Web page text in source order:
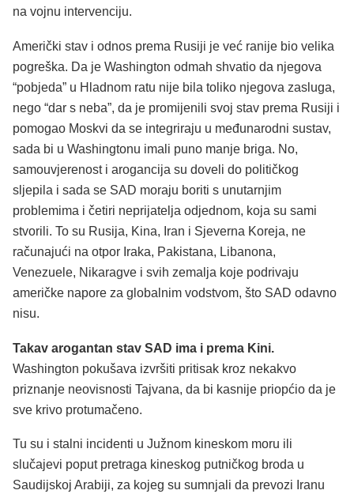
na vojnu intervenciju.
Američki stav i odnos prema Rusiji je već ranije bio velika
pogreška. Da je Washington odmah shvatio da njegova
“pobjeda” u Hladnom ratu nije bila toliko njegova zasluga,
nego “dar s neba”, da je promijenili svoj stav prema Rusiji i
pomogao Moskvi da se integriraju u međunarodni sustav,
sada bi u Washingtonu imali puno manje briga. No,
samouvjerenost i arogancija su doveli do političkog
sljepila i sada se SAD moraju boriti s unutarnjim
problemima i četiri neprijatelja odjednom, koja su sami
stvorili. To su Rusija, Kina, Iran i Sjeverna Koreja, ne
računajući na otpor Iraka, Pakistana, Libanona,
Venezuele, Nikaragve i svih zemalja koje podrivaju
američke napore za globalnim vodstvom, što SAD odavno
nisu.
Takav arogantan stav SAD ima i prema Kini.
Washington pokušava izvršiti pritisak kroz nekakvo
priznanje neovisnosti Tajvana, da bi kasnije priopćio da je
sve krivo protumačeno.
Tu su i stalni incidenti u Južnom kineskom moru ili
slučajevi poput pretraga kineskog putničkog broda u
Saudijskoj Arabiji, za kojeg su sumnjali da prevozi Iranu